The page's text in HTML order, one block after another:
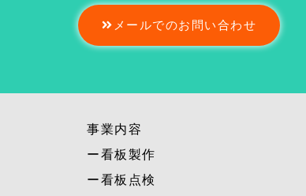
メールでのお問い合わせ
事業内容
ー看板製作
ー看板点検